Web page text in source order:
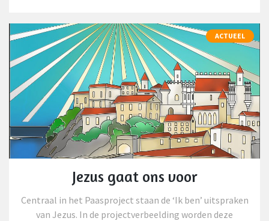
ACTUEEL
Jezus gaat ons voor
Centraal in het Paasproject staan de ‘Ik ben’ uitspraken
van Jezus. In de projectverbeelding worden deze